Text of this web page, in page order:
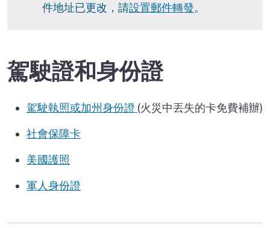
件地址已更改，請設置郵件轉發。
駕駛證和身份證
駕駛執照或加州身份證 (火災中丟失的卡免費補辦)
社會保障卡
美國護照
軍人身份證